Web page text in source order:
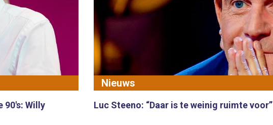
90's: Willy
Nieuws
Luc Steeno: “Daar is te weinig ruimte voor”